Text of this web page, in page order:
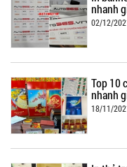
nhanh
02/12/
Top 10
nhanh
18/11/